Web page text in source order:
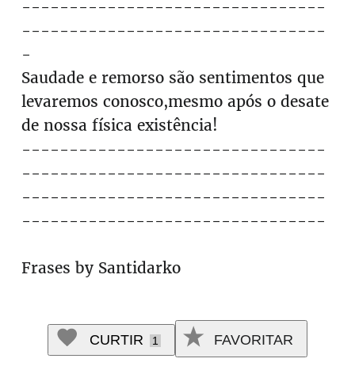
--------------------------------
--------------------------------
-
Saudade e remorso são sentimentos que
levaremos conosco,mesmo após o desate
de nossa física existência!
--------------------------------
--------------------------------
--------------------------------
--------------------------------
Frases by Santidarko
CURTIR 1 FAVORITAR